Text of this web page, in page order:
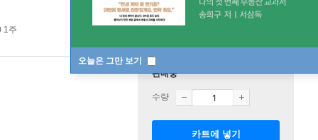
오늘은 그만 보기
1주
판매중
수량
카트에 넣기